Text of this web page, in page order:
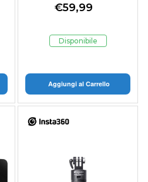
205MB/s A2 V30
Droni
€59,99
Disponibile
Aggiungi al Carrello